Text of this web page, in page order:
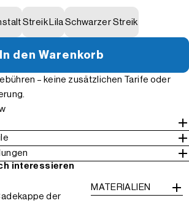
Streik Lila Schwarzer Streik
In den Warenkorb
– keine zusätzlichen Tarife oder
interessieren
der
MATERIALIEN